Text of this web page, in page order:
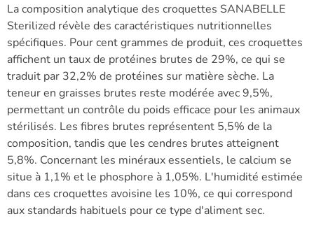
La composition analytique des croquettes SANABELLE
Sterilized révèle des caractéristiques nutritionnelles
spécifiques. Pour cent grammes de produit, ces croquettes
affichent un taux de protéines brutes de 29%, ce qui se
traduit par 32,2% de protéines sur matière sèche. La
teneur en graisses brutes reste modérée avec 9,5%,
permettant un contrôle du poids efficace pour les animaux
stérilisés. Les fibres brutes représentent 5,5% de la
composition, tandis que les cendres brutes atteignent
5,8%. Concernant les minéraux essentiels, le calcium se
situe à 1,1% et le phosphore à 1,05%. L'humidité estimée
dans ces croquettes avoisine les 10%, ce qui correspond
aux standards habituels pour ce type d'aliment sec.